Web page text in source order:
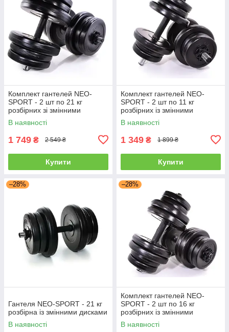
Комплект гантелей NEO-
SPORT - 2 шт по 21 кг
розбірних зі змінними
дисками
В наявності
1 749 ₴ 2 549 ₴
Купити
Комплект гантелей NEO-
SPORT - 2 шт по 11 кг
розбірних із змінними
дисками
В наявності
1 349 ₴ 1 899 ₴
Купити
–28%
Гантеля NEO-SPORT - 21 кг
розбірна із змінними дисками
В наявності
–28%
Комплект гантелей NEO-
SPORT - 2 шт по 16 кг
розбірних із змінними
дисками
В наявності